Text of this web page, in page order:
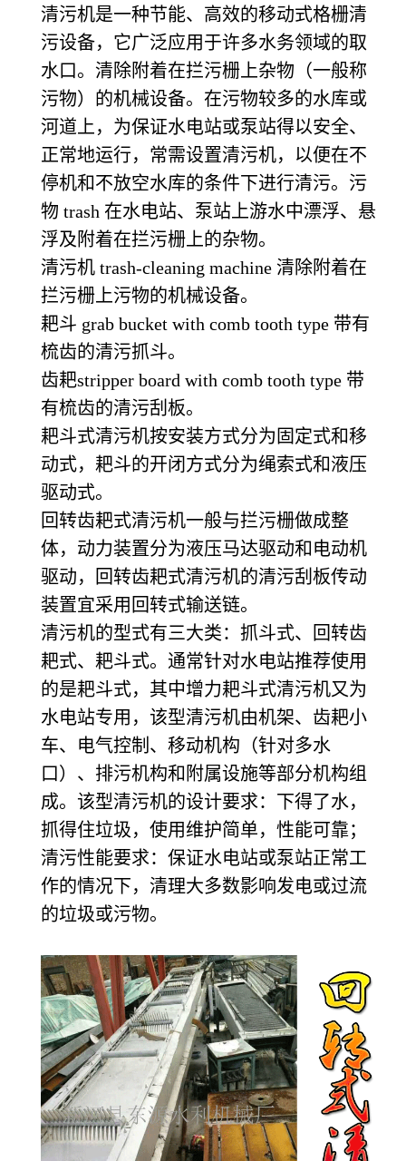
清污机是一种节能、高效的移动式格栅清
污设备，它广泛应用于许多水务领域的取
水口。清除附着在拦污栅上杂物（一般称
污物）的机械设备。在污物较多的水库或
河道上，为保证水电站或泵站得以安全、
正常地运行，常需设置清污机，以便在不
停机和不放空水库的条件下进行清污。污
物 trash 在水电站、泵站上游水中漂浮、悬
浮及附着在拦污栅上的杂物。
清污机 trash-cleaning machine 清除附着在
拦污栅上污物的机械设备。
耙斗 grab bucket with comb tooth type 带有
梳齿的清污抓斗。
齿耙stripper board with comb tooth type 带
有梳齿的清污刮板。
耙斗式清污机按安装方式分为固定式和移
动式，耙斗的开闭方式分为绳索式和液压
驱动式。
回转齿耙式清污机一般与拦污栅做成整
体，动力装置分为液压马达驱动和电动机
驱动，回转齿耙式清污机的清污刮板传动
装置宜采用回转式输送链。
清污机的型式有三大类：抓斗式、回转齿
耙式、耙斗式。通常针对水电站推荐使用
的是耙斗式，其中增力耙斗式清污机又为
水电站专用，该型清污机由机架、齿耙小
车、电气控制、移动机构（针对多水
口）、排污机构和附属设施等部分机构组
成。该型清污机的设计要求：下得了水，
抓得住垃圾，使用维护简单，性能可靠；
清污性能要求：保证水电站或泵站正常工
作的情况下，清理大多数影响发电或过流
的垃圾或污物。